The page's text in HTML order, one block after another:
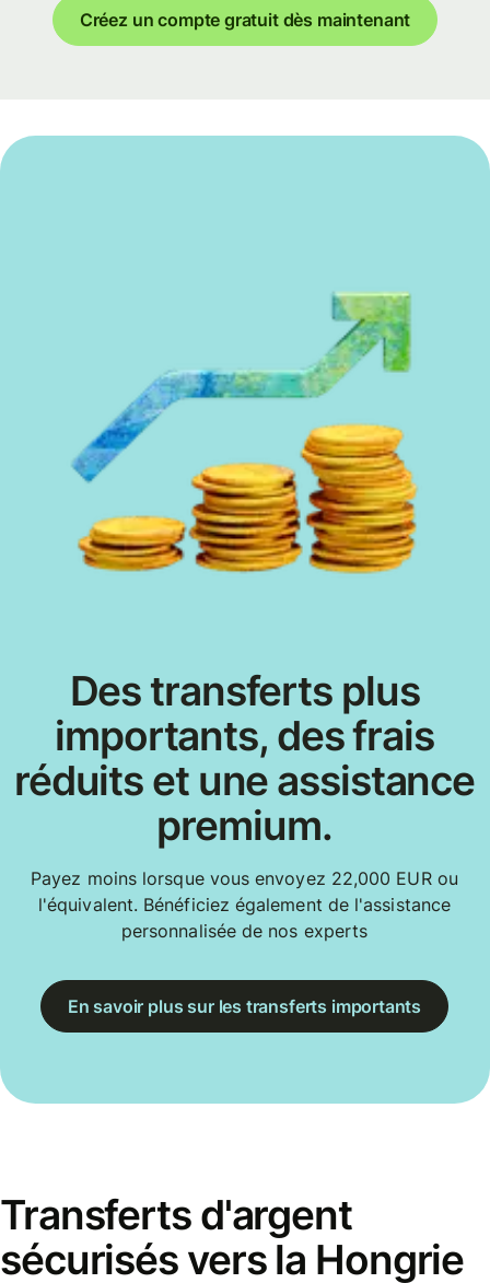
Créez un compte gratuit dès maintenant
Des transferts plus
importants, des frais
réduits et une assistance
premium.
Payez moins lorsque vous envoyez 22,000 EUR ou
l'équivalent. Bénéficiez également de l'assistance
personnalisée de nos experts
En savoir plus sur les transferts importants
Transferts d'argent
sécurisés vers la Hongrie